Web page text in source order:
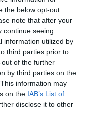
the below opt-out
note that after your
continue seeing
information utilized by
third parties prior to
of the further
by third parties on the
information may
on the IAB’s List of
disclose it to other